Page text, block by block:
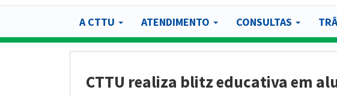
A CTTU ATENDIMENTO CONSULTAS
CTTU realiza blitz educativa em